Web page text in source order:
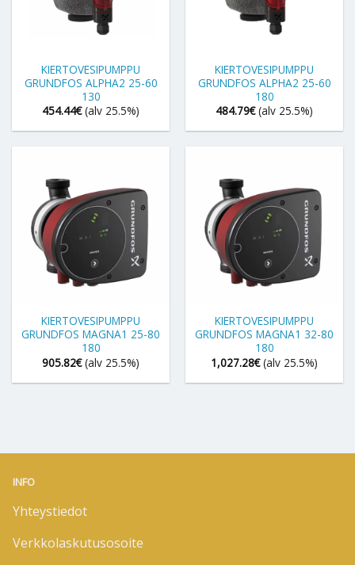
KIERTOVESIPUMPPU
GRUNDFOS ALPHA2 25-60
130
454.44€ (alv 25.5%)
KIERTOVESIPUMPPU
GRUNDFOS ALPHA2 25-60
180
484.79€ (alv 25.5%)
KIERTOVESIPUMPPU
GRUNDFOS MAGNA1 25-80
180
905.82€ (alv 25.5%)
KIERTOVESIPUMPPU
GRUNDFOS MAGNA1 32-80
180
1,027.28€ (alv 25.5%)
INFO
Yhteystiedot
Verkkolaskutusosoite